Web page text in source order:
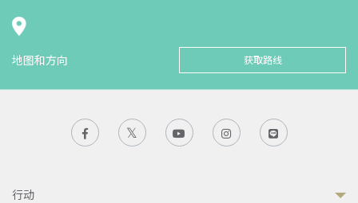
地图和方向 获取路线
行动